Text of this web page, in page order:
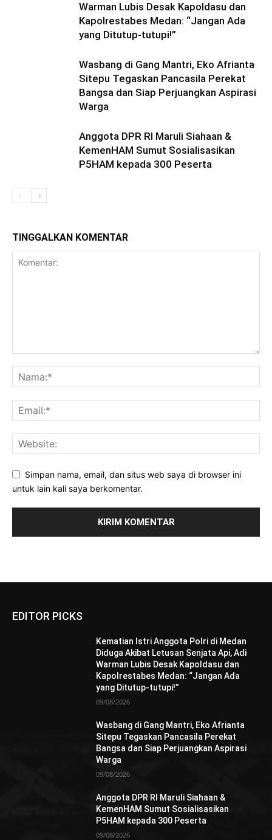
Warman Lubis Desak Kapoldasu dan
Kapolrestabes Medan: “Jangan Ada
yang Ditutup-tutupi!”
Wasbang di Gang Mantri, Eko Afrianta
Sitepu Tegaskan Pancasila Perekat
Bangsa dan Siap Perjuangkan Aspirasi
Warga
Anggota DPR RI Maruli Siahaan &
KemenHAM Sumut Sosialisasikan
P5HAM kepada 300 Peserta
TINGGALKAN KOMENTAR
Simpan nama, email, dan situs web saya di browser ini
untuk lain kali saya berkomentar.
EDITOR PICKS
Kematian Istri Anggota Polri di Medan
Diduga Akibat Letusan Senjata Api, Adi
Warman Lubis Desak Kapoldasu dan
Kapolrestabes Medan: “Jangan Ada
yang Ditutup-tutupi!”
09/08/2026
Wasbang di Gang Mantri, Eko Afrianta
Sitepu Tegaskan Pancasila Perekat
Bangsa dan Siap Perjuangkan Aspirasi
Warga
09/08/2026
Anggota DPR RI Maruli Siahaan &
KemenHAM Sumut Sosialisasikan
P5HAM kepada 300 Peserta
09/08/2026